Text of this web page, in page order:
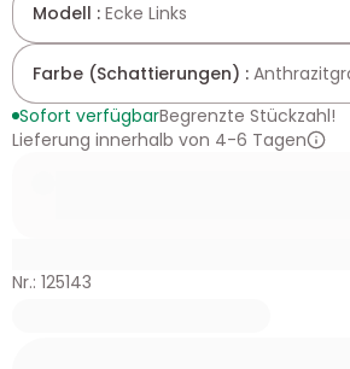
Modell : Ecke Links
Farbe (Schattierungen) :
Sofort verfügbarBegrenzte Stückzahl!
Lieferung innerhalb von 4-6 Tagen
Nr.: 125143